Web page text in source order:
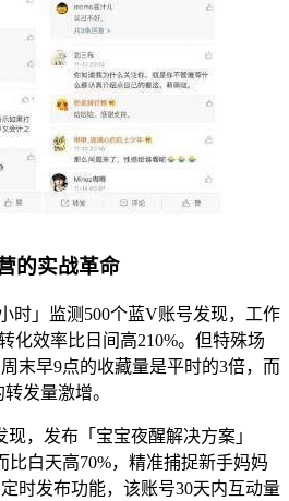
的实战革命
时」监测500个蓝V账号发现，工作
化效率比日间高210%。但特殊场
末早9点的收藏量是平时的3倍，而
发量激增。
，发布「宝宝夜醒解决方案」
比白天高70%，精准捕捉新手妈妈
时发布功能，该账号30天内互动量